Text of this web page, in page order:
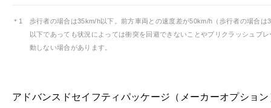
＊1
歩行者の場合は35km/h以下。前方車両との速度差が50km/h（歩行者の場合は
以下であっても状況によっては衝突を回避できないことやプリクラッシュブ
動しない場合があります。
アドバンスドセイフティパッケージ（メーカーオプション